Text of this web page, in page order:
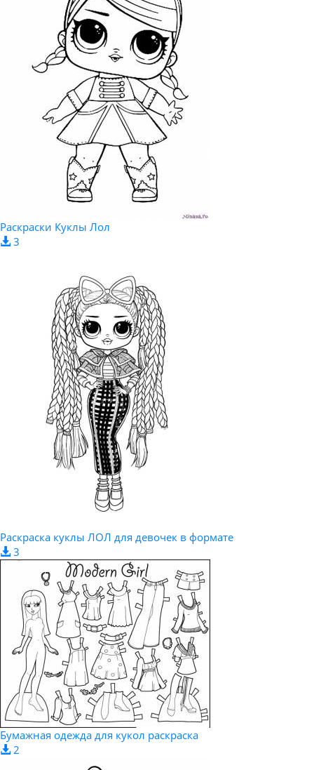
Раскраски Куклы Лол
3
Раскраска куклы ЛОЛ для девочек в формате
3
Бумажная одежда для кукол раскраска
2